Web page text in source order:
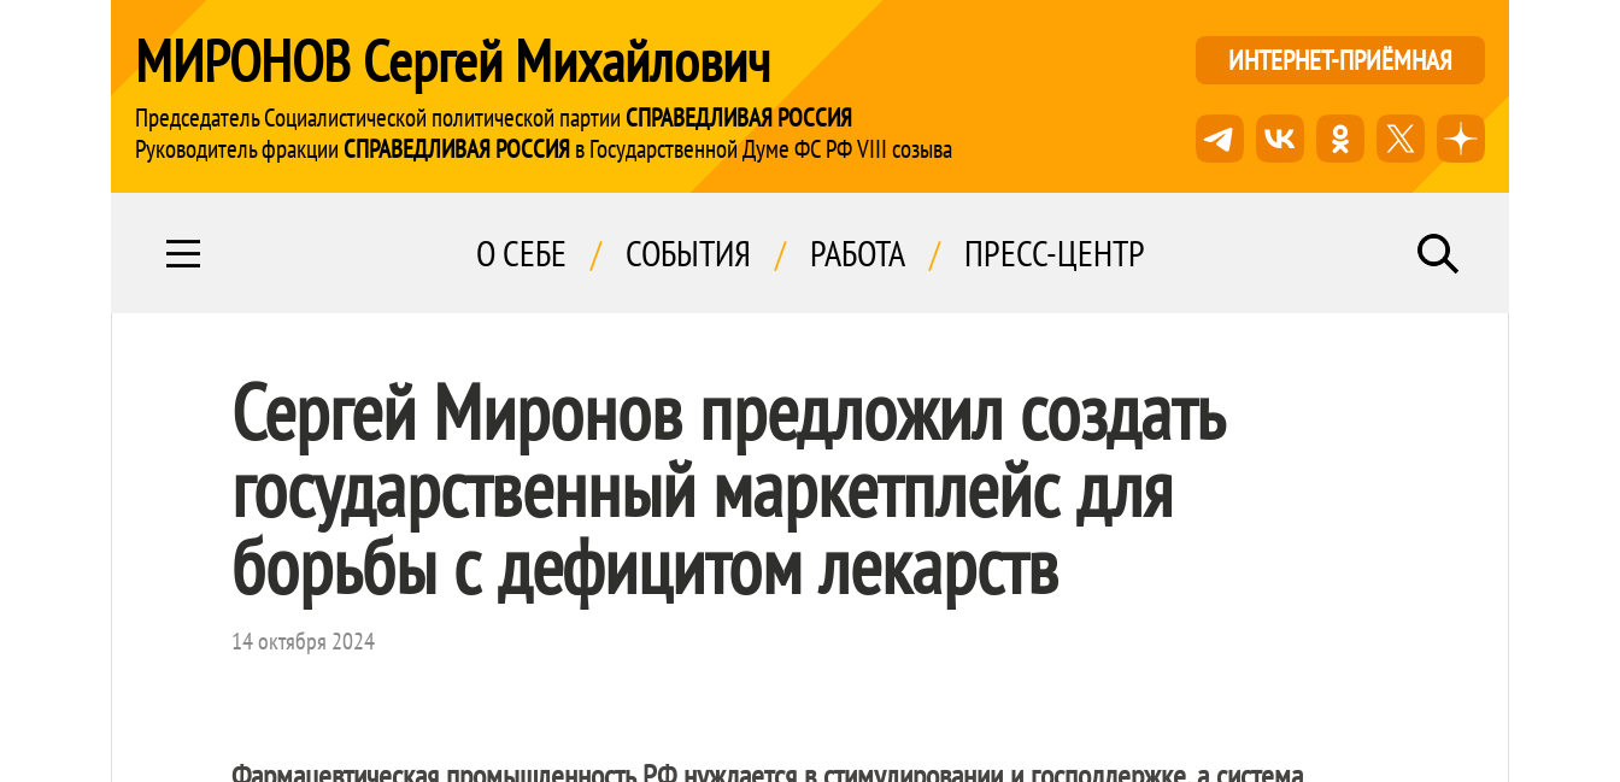
МИРОНОВ Сергей Михайлович
Председатель Социалистической политической партии СПРАВЕДЛИВАЯ РОССИЯ
Руководитель фракции СПРАВЕДЛИВАЯ РОССИЯв Государственной Думе ФС РФ VIII созыва
ИНТЕРНЕТ-ПРИЁМНАЯ
О СЕБЕ / СОБЫТИЯ / РАБОТА / ПРЕСС-ЦЕНТР
Сергей Миронов предложил создать
государственный маркетплейс для
борьбы с дефицитом лекарств
14 октября 2024